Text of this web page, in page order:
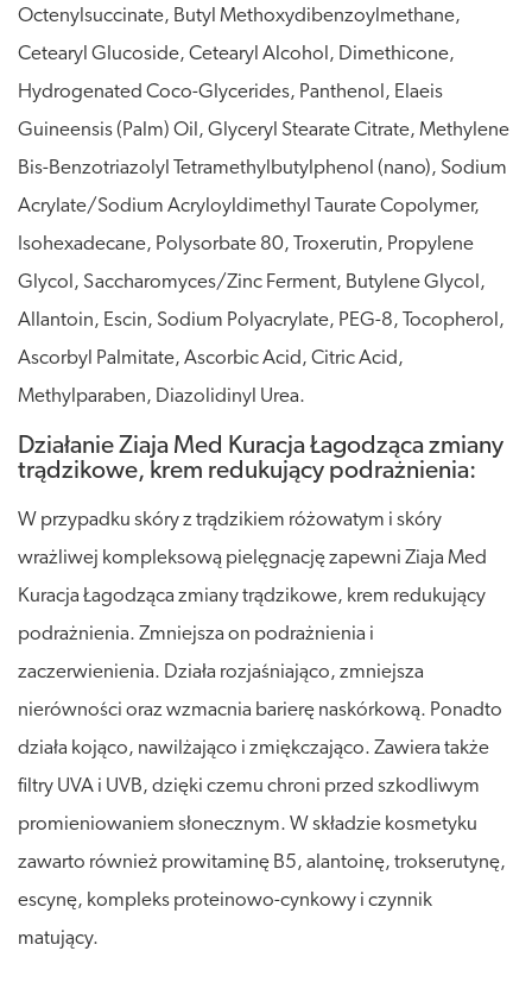
Octenylsuccinate, Butyl Methoxydibenzoylmethane,
Cetearyl Glucoside, Cetearyl Alcohol, Dimethicone,
Hydrogenated Coco-Glycerides, Panthenol, Elaeis
Guineensis (Palm) Oil, Glyceryl Stearate Citrate, Methylene
Bis-Benzotriazolyl Tetramethylbutylphenol (nano), Sodium
Acrylate/Sodium Acryloyldimethyl Taurate Copolymer,
Isohexadecane, Polysorbate 80, Troxerutin, Propylene
Glycol, Saccharomyces/Zinc Ferment, Butylene Glycol,
Allantoin, Escin, Sodium Polyacrylate, PEG-8, Tocopherol,
Ascorbyl Palmitate, Ascorbic Acid, Citric Acid,
Methylparaben, Diazolidinyl Urea.
Działanie Ziaja Med Kuracja Łagodząca zmiany
trądzikowe, krem redukujący podrażnienia:
W przypadku skóry z trądzikiem różowatym i skóry
wrażliwej kompleksową pielęgnację zapewni Ziaja Med
Kuracja Łagodząca zmiany trądzikowe, krem redukujący
podrażnienia. Zmniejsza on podrażnienia i
zaczerwienienia. Działa rozjaśniająco, zmniejsza
nierówności oraz wzmacnia barierę naskórkową. Ponadto
działa kojąco, nawilżająco i zmiękczająco. Zawiera także
filtry UVA i UVB, dzięki czemu chroni przed szkodliwym
promieniowaniem słonecznym. W składzie kosmetyku
zawarto również prowitaminę B5, alantoinę, trokserutynę,
escynę, kompleks proteinowo-cynkowy i czynnik
matujący.